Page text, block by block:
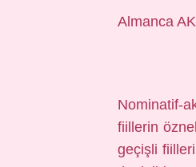
Almanca
Nominatif-
fiillerin
geçişli